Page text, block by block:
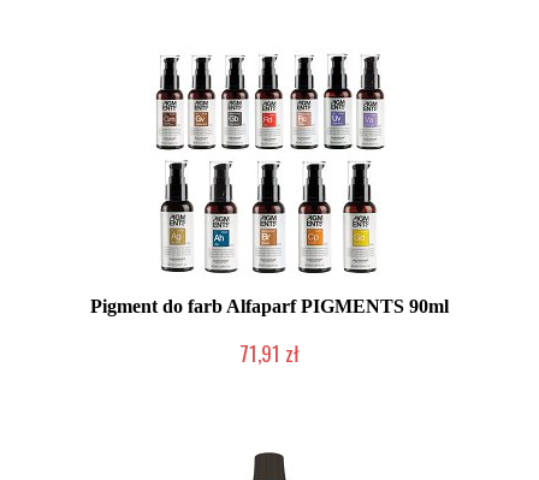
Pigment do farb Alfaparf PIGMENTS 90ml
71,91 zł